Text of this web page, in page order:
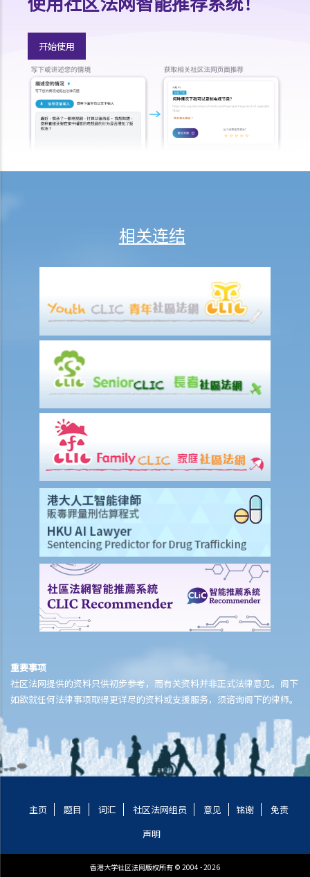
10. T先生的破产令几时会被解除？
11. T先生可否向法庭申请提早解除破产令?
个人自愿安排（或称「债务重组」）
1.如债务人不想为欠债而破产，是否有其他选择？
2. 个人自愿安排"IVA"有甚么好处？（附有IVA申请程序简介）
3. IVA建议书应包含甚么内容？
4. 如IVA建议书获得通过，债务人将会承担甚么后果？
1. 以M小姐之个案而言，IVA如何比破产优胜？
4.债权人会议之过程是怎样？
6. 债权人会议中之议决能否被推翻？
7. 于IVA之执行期间，M小姐可否避免面对破产诉讼？
公司清盘
A. 哪类公司可被清盘？
1. 就上述问题，倘若「ABC 贸易公司」拒绝偿还所欠债务，我可否针对
此公司而提交清盘呈请书 ？
B. 提交清盘呈请书时要注意之事项
1. 提交清盘呈请书之程序简述
2. 清盘呈请书应包含哪些内容？
3. 我已就债项问题获得法庭之判决，惟该公司仍然拒绝还债。我应否提
出清盘呈请？
4. 除债权人外，还有何人可提出清盘呈请？
5. 我是某公司之董事及小股东 ，而 公司大股东一向将本人摒除于公司
管理层之外。我能否提出清盘呈请？
6. 我知道有另一位债权人已经提交将该公司清盘的呈请书，我是否仍需
提交另一份呈请书？如果不需要，我还有甚么选择？
7. 本公司收到还债要求书并限定须于21日内支付款额，但我们坚决否认
拖欠对方任何款额。有何方法可以保护公司利益？
8. 本公司已致函债权人要求撤回对本公司的还债要求书 ，惟我们未收到
我们有何选择？
C. 查询清盘记录
D. 提交清盘呈请书后之影响
1. 能否恢复被冻结的公司银行账户？
2. 本公司认为清盘呈请人追索的债务并不属实，我们在清盘呈请聆讯前
有何其他对策？
司的资产受危害并正在被耗散。本人知道可以提出清盘呈请，但清盘程
4. 我是否需要委任律师或会计师担任临时清盘人？为避免支付委任律师
或会计师作为临时清盘人之费用，政府职员（如破产管理署署长）能否
开始使用
相关连结
重要事项
社区法网提供的资料只供初步参考，而有关资料并非正式法律意见。阁下
如欲就任何法律事项取得更详尽的资料或支援服务，须谘询阁下的律师。
主页 题目 词汇 社区法网组员 意见 铭谢
免责
声明
香港大学社区法网版权所有 © 2004 - 2026